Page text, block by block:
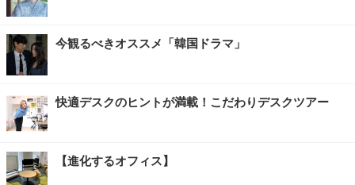
今観るべきオススメ「韓国ドラマ」
快適デスクのヒントが満載！こだわりデスクツアー
【進化するオフィス】